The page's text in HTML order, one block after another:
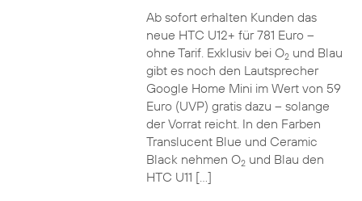
Ab sofort erhalten Kunden das
neue HTC U12+ für 781 Euro –
ohne Tarif. Exklusiv bei O2und Blau
gibt es noch den Lautsprecher
Google Home Mini im Wert von 59
Euro (UVP) gratis dazu – solange
der Vorrat reicht. In den Farben
Translucent Blue und Ceramic
Black nehmen O2und Blau den
HTC U11 […]